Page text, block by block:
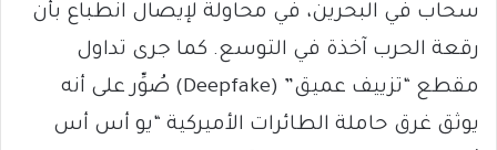
سحاب في البحرين، في محاولة لإيصال انطباع بأن
رقعة الحرب آخذة في التوسع. كما جرى تداول
مقطع “تزييف عميق” (Deepfake) صُوِّر على أنه
يوثق غرق حاملة الطائرات الأميركية “يو أس أس